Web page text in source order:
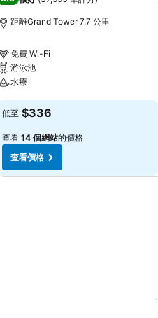
距離Grand Tower 7.7 公里
免費 Wi-Fi
游泳池
水療
查看價格
低至 $336
查看 14 個網站的價格
查看價格